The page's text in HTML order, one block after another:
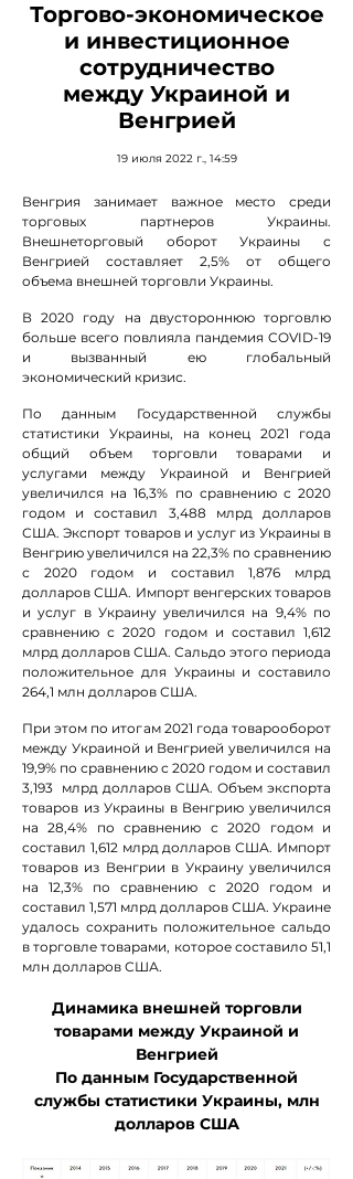
Торгово-экономическое
и инвестиционное
сотрудничество
между Украиной и
Венгрией
19 июля 2022 г., 14:59
Венгрия занимает важное место среди
торговых партнеров Украины.
Внешнеторговый оборот Украины с
Венгрией составляет 2,5% от общего
объема внешней торговли Украины.
В 2020 году на двустороннюю торговлю
больше всего повлияла пандемия COVID-19
и вызванный ею глобальный
экономический кризис.
По данным Государственной службы
статистики Украины, на конец 2021 года
общий объем торговли товарами и
услугами между Украиной и Венгрией
увеличился на 16,3% по сравнению с 2020
годом и составил 3,488 млрд долларов
США. Экспорт товаров и услуг из Украины в
Венгрию увеличился на 22,3% по сравнению
с 2020 годом и составил 1,876 млрд
долларов США. Импорт венгерских товаров
и услуг в Украину увеличился на 9,4% по
сравнению с 2020 годом и составил 1,612
млрд долларов США. Сальдо этого периода
положительное для Украины и составило
264,1 млн долларов США.
При этом по итогам 2021 года товарооборот
между Украиной и Венгрией увеличился на
19,9% по сравнению с 2020 годом и составил
3,193 млрд долларов США. Объем экспорта
товаров из Украины в Венгрию увеличился
на 28,4% по сравнению с 2020 годом и
составил 1,612 млрд долларов США. Импорт
товаров из Венгрии в Украину увеличился
на 12,3% по сравнению с 2020 годом и
составил 1,571 млрд долларов США. Украине
удалось сохранить положительное сальдо
в торговле товарами, которое составило 51,1
млн долларов США.
Динамика внешней торговли
товарами между Украиной и
Венгрией
По данным Государственной
службы статистики Украины, млн
долларов США